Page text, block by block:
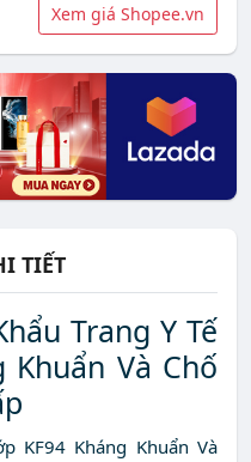
Xem giá Shopee.vn
TIẾT
Trang Y Tế
Khuẩn Và Chố
KF94 Kháng Khuẩn Và